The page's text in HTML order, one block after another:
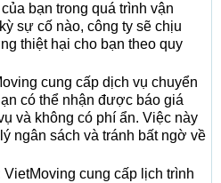
bạn trong quá trình vận
sự cố nào, công ty sẽ chịu
thiệt hại cho bạn theo quy
cung cấp dịch vụ chuyển
có thể nhận được báo giá
và không có phí ẩn. Việc này
ngân sách và tránh bất ngờ về
VietMoving cung cấp lịch trình